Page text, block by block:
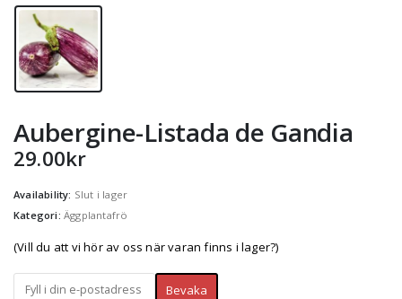
Aubergine-Listada de Gandia
29.00kr
Availability: Slut i lager
Kategori: Äggplantafrö
(Vill du att vi hör av oss när varan finns i lager?)